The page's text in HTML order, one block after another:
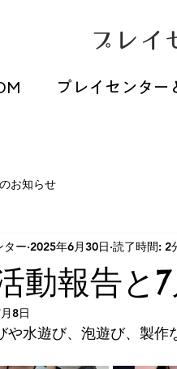
プレ
プレイセンター
お知らせ
動報告と
ター 2025年6月30日 読了時間: 2
8日
水遊び、泡遊び、製作